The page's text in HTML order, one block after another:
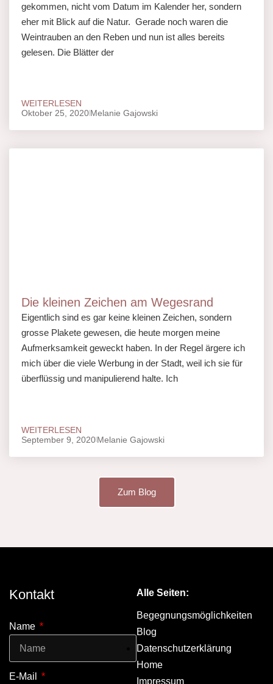
gekommen, nicht vom Datum im Kalender her, sondern
eher mit Blick auf die Natur. Gerade noch waren die
Weintrauben an den Reben und nun ist alles bereits
gelesen. Die Blätter der
WEITERLESEN
Oktober 25, 2020Melanie Gajowski
Die kleinen Zeichen am Wegesrand
Eigentlich sind es gar keine kleinen Zeichen, sondern
grosse Plakete gewesen, die heute morgen meine
Aufmerksamkeit geweckt haben. In der Regel ärgere ich
mich über die viele Werbung in der Stadt, weil ich sie für
überflüssig und manipulierend halte. Ich
WEITERLESEN
September 9, 2020Melanie Gajowski
Zum Blog
Kontakt
Name
E-Mail
Alle Seiten:
Begegnungsmöglichkeiten
Blog
Datenschutzerklärung
Home
Impressum